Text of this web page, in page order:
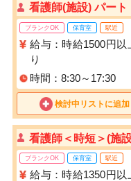
看護師(施設) パート
ブランクOK 保育室 駅近
給与：時給1500円
り
時間：8:30～17:30
検討中リストに追加
看護師＜時短＞(施
ブランクOK 保育室 駅近
給与：時給1350円